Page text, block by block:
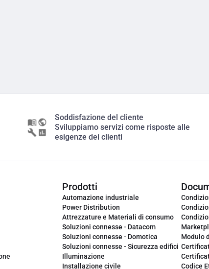
Soddisfazione del cliente
Sviluppiamo servizi come risposte alle
esigenze dei clienti
Prodotti
Automazione industriale
Power Distribution
Attrezzature e Materiali di consumo
Soluzioni connesse - Datacom
Soluzioni connesse - Domotica
Soluzioni connesse - Sicurezza edifici
Illuminazione
Installazione civile
Modulo
Codice